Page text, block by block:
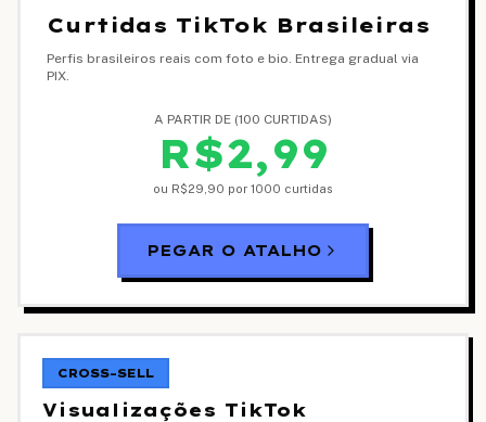
Curtidas TikTok Brasileiras
Perfis brasileiros reais com foto e bio. Entrega gradual via
PIX.
A PARTIR DE (100 CURTIDAS)
R$2,99
ou R$29,90 por 1000 curtidas
PEGAR O ATALHO
CROSS-SELL
Visualizações TikTok